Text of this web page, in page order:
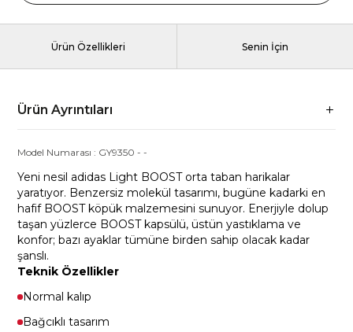
Ürün Özellikleri Senin İçin
Ürün Ayrıntıları
Model Numarası : GY9350 --
Yeni nesil adidas Light BOOST orta taban harikalar
yaratıyor. Benzersiz molekül tasarımı, bugüne kadarki en
hafif BOOST köpük malzemesini sunuyor. Enerjiyle dolup
taşan yüzlerce BOOST kapsülü, üstün yastıklama ve
konfor; bazı ayaklar tümüne birden sahip olacak kadar
şanslı.
Teknik Özellikler
Normal kalıp
Bağcıklı tasarım